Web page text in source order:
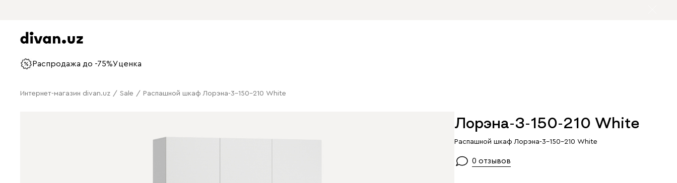
Распродажа до -75%Уценка
Интернет-магазин divan.uz / Sale / Распашной шкаф Лорэна-3-150-210 Whitе
Лорэна-3-150-210 Whitе
Распашной шкаф Лорэна-3-150-210 Whitе
0 отзывов